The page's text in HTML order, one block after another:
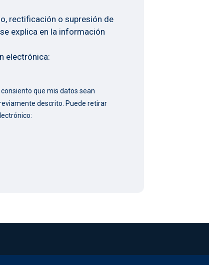
rectificación o supresión de
explica en la información
electrónica:
que mis datos sean
descrito. Puede retirar